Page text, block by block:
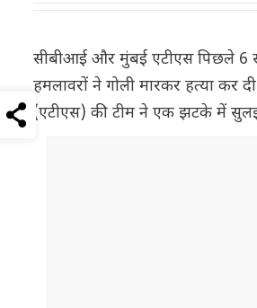
सीबीआई और मुंबई एटीएस पिछले 6
हमलावरों ने गोली मारकर हत्या कर
(एटीएस) की टीम ने एक झटके में